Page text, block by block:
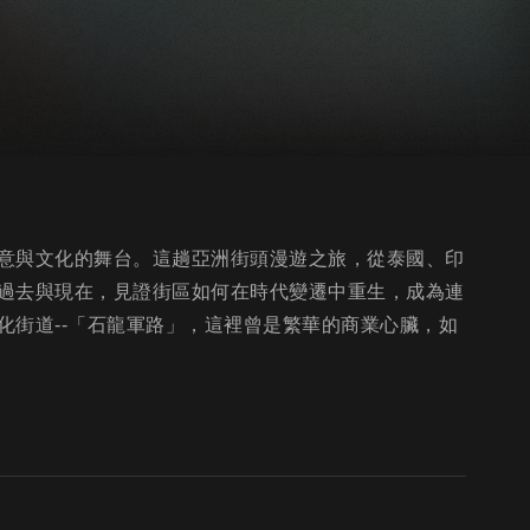
與文化的舞台。這趟亞洲街頭漫遊之旅，從泰國、印
去與現在，見證街區如何在時代變遷中重生，成為連
街道--「石龍軍路」，這裡曾是繁華的商業心臟，如